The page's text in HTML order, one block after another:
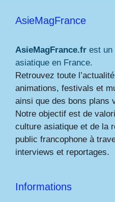
AsieMagFrance
AsieMagFrance.fr est un
asiatique en France.
Retrouvez toute
animations, festivals et
ainsi que des bons plans
Notre objectif est de
culture asiatique et de la
public francophone à
interviews et reportages.
Informations